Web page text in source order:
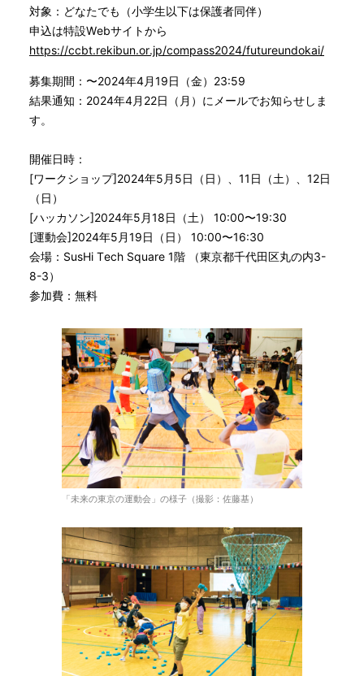
対象：どなたでも（小学生以下は保護者同伴）
申込は特設Webサイトから
https://ccbt.rekibun.or.jp/compass2024/futureundokai/
募集期間：〜2024年4月19日（金）23:59
結果通知：2024年4月22日（月）にメールでお知らせしま
す。
開催日時：
[ワークショップ]2024年5月5日（日）、11日（土）、12日
（日）
[ハッカソン]2024年5月18日（土） 10:00〜19:30
[運動会]2024年5月19日（日） 10:00〜16:30
会場：SusHi Tech Square 1階 （東京都千代田区丸の内3-
8-3）
参加費：無料
「未来の東京の運動会」の様子（撮影：佐藤基）